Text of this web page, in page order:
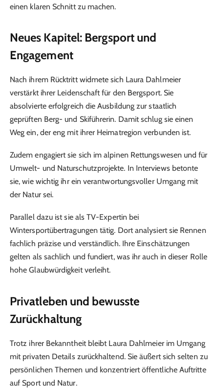
einen klaren Schnitt zu machen.
Neues Kapitel: Bergsport und
Engagement
Nach ihrem Rücktritt widmete sich Laura Dahlmeier
verstärkt ihrer Leidenschaft für den Bergsport. Sie
absolvierte erfolgreich die Ausbildung zur staatlich
geprüften Berg- und Skiführerin. Damit schlug sie einen
Weg ein, der eng mit ihrer Heimatregion verbunden ist.
Zudem engagiert sie sich im alpinen Rettungswesen und für
Umwelt- und Naturschutzprojekte. In Interviews betonte
sie, wie wichtig ihr ein verantwortungsvoller Umgang mit
der Natur sei.
Parallel dazu ist sie als TV-Expertin bei
Wintersportübertragungen tätig. Dort analysiert sie Rennen
fachlich präzise und verständlich. Ihre Einschätzungen
gelten als sachlich und fundiert, was ihr auch in dieser Rolle
hohe Glaubwürdigkeit verleiht.
Privatleben und bewusste
Zurückhaltung
Trotz ihrer Bekanntheit bleibt Laura Dahlmeier im Umgang
mit privaten Details zurückhaltend. Sie äußert sich selten zu
persönlichen Themen und konzentriert öffentliche Auftritte
auf Sport und Natur.